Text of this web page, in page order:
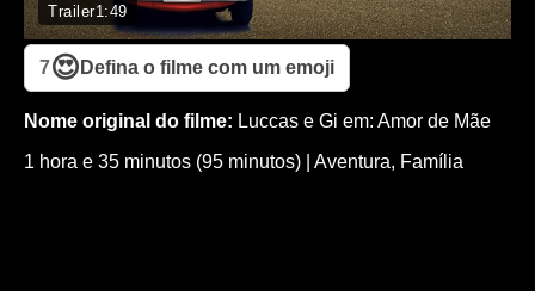
Trailer1:49
7😍 Defina o filme com um emoji
Nome original do filme: Luccas e Gi em: Amor de Mãe
1 hora e 35 minutos (95 minutos)
Aventura, Família